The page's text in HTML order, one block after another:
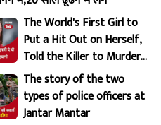
The World's First Girl to
Put a Hit Out on Herself,
Told the Killer to Murder
Her Brutally
The story of the two
types of police officers at
Jantar Mantar